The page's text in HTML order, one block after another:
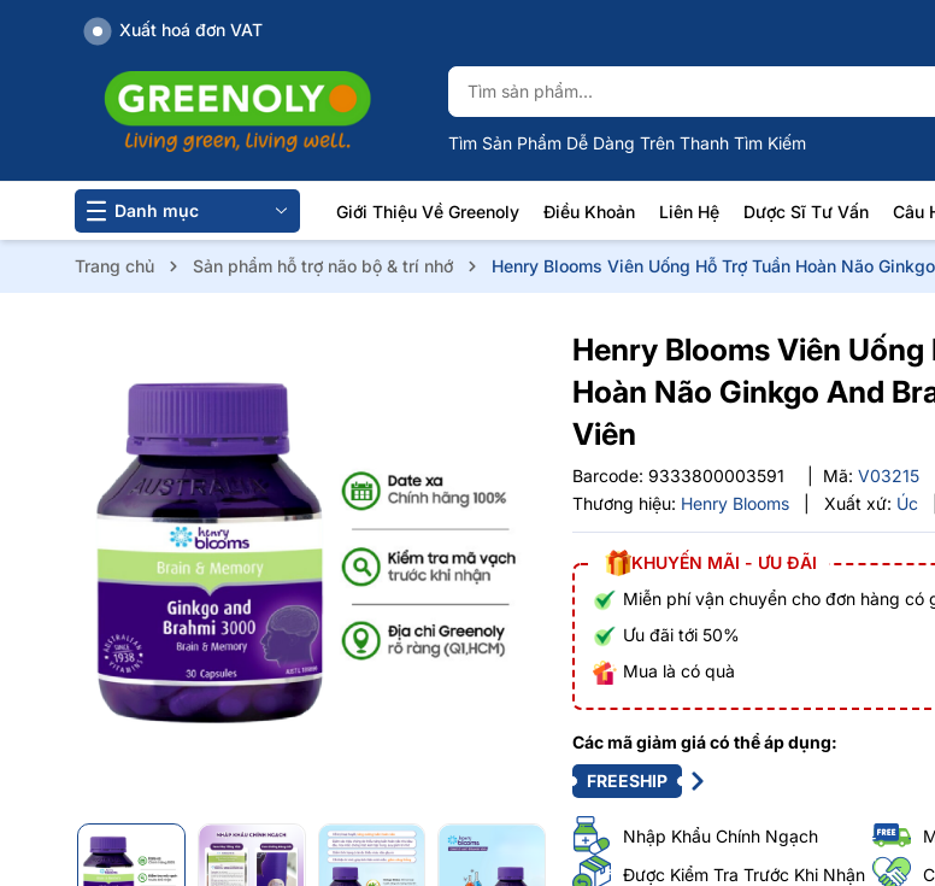
Xuất hoá đơn VAT
Tìm Sản Phẩm Dễ Dàng Trên Thanh Tìm Kiếm
Danh mục Giới Thiệu Về Greenoly Điều Khoản Liên Hệ Dược Sĩ Tư Vấn Câu
Trang chủ Sản phẩm hỗ trợ não bộ & trí nhớ Henry Blooms Viên Uống Hỗ Trợ Tuần Hoàn Não
Henry Blooms Viên Uống
Hoàn Não Ginkgo And
Viên
Barcode:9333800003591 Mã:V03215
Thương hiệu: Henry Blooms Xuất xứ: Úc
KHUYẾN MÃI - ƯU ĐÃI
Miễn phí vận chuyển cho đơn hàng
Ưu đãi tới 50%
Mua là có quà
Các mã giảm giá có thể áp dụng:
FREESHIP
Nhập Khẩu Chính Ngạch
Được Kiểm Tra Trước Khi Nhận